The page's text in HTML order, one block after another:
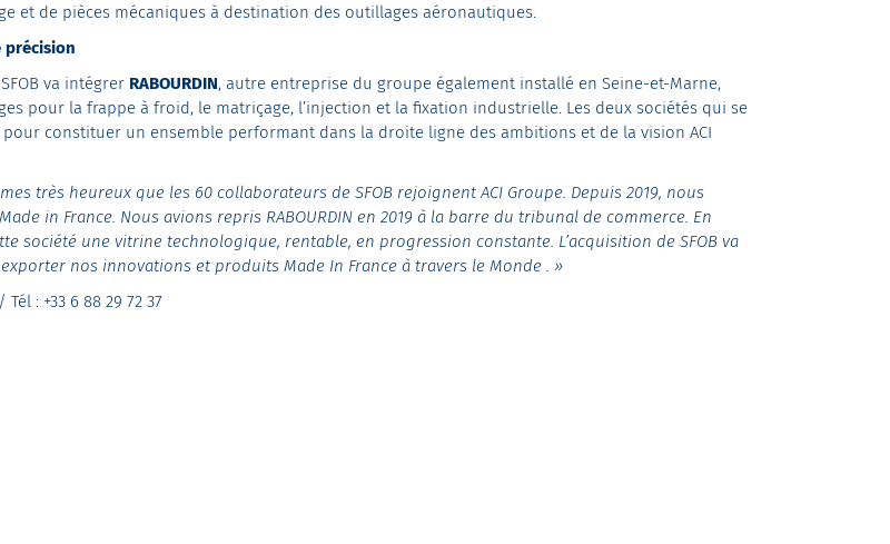
et de pièces mécaniques à destination des outillages aéronautiques.
précision
va intégrer RABOURDIN, autre entreprise du groupe également installé en Seine-et-Marne,
pour la frappe à froid, le matriçage, l’injection et la fixation industrielle. Les deux sociétés qui se
constituer un ensemble performant dans la droite ligne des ambitions et de la vision ACI
très heureux que les 60 collaborateurs de SFOB rejoignent ACI Groupe. Depuis 2019, nous
in France. Nous avions repris RABOURDIN en 2019 à la barre du tribunal de commerce. En
société une vitrine technologique, rentable, en progression constante. L’acquisition de SFOB va
nos innovations et produits Made In France à travers le Monde . »
/ Tél : +33 6 88 29 72 37